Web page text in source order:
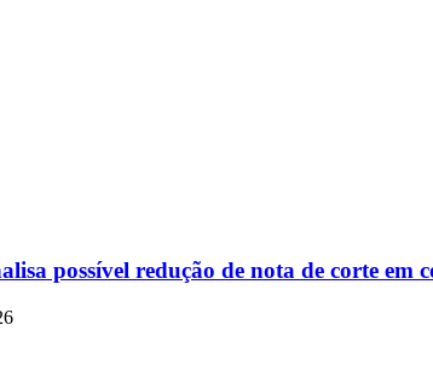
possível redução de nota de corte